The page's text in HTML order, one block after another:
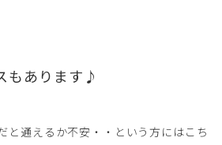
もあります♪
と通えるか不安・・という方にはこち